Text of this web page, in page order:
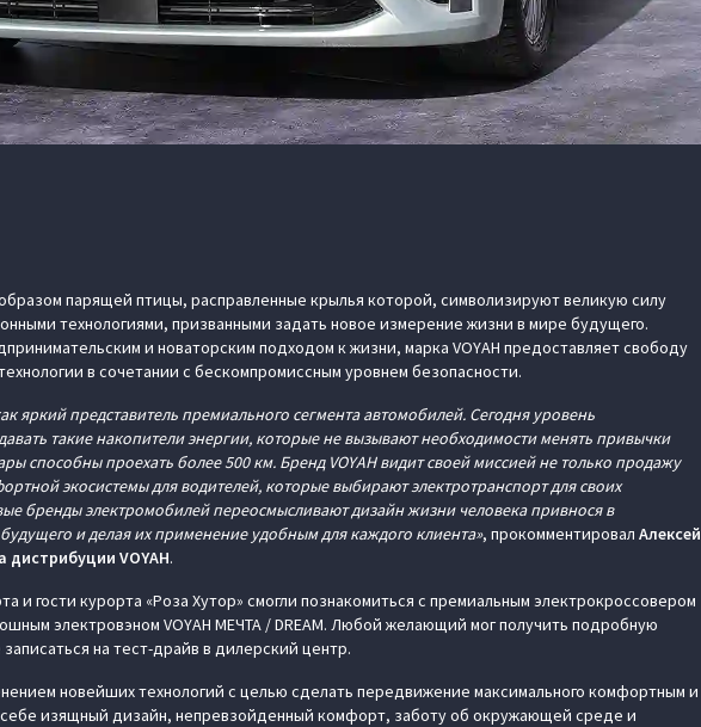
парящей птицы, расправленные крылья которой, символизируют великую силу
технологиями, призванными задать новое измерение жизни в мире будущего.
и новаторским подходом к жизни, марка VOYAH предоставляет свободу
в сочетании с бескомпромиссным уровнем безопасности.
яркий представитель премиального сегмента автомобилей. Сегодня уровень
такие накопители энергии, которые не вызывают необходимости менять привычки
способны проехать более 500 км. Бренд VOYAH видит своей миссией не только продажу
экосистемы для водителей, которые выбирают электротранспорт для своих
бренды электромобилей переосмысливают дизайн жизни человека привнося в
и делая их применение удобным для каждого клиента», прокомментировал Алексей
VOYAH.
и гости курорта «Роза Хутор» смогли познакомиться с премиальным электрокроссовером
электровэном VOYAH МЕЧТА / DREAM. Любой желающий мог получить подробную
на тест-драйв в дилерский центр.
новейших технологий с целью сделать передвижение максимального комфортным и
изящный дизайн, непревзойденный комфорт, заботу об окружающей среде и